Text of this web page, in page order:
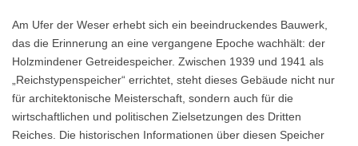
Am Ufer der Weser erhebt sich ein beeindruckendes Bauwerk,
das die Erinnerung an eine vergangene Epoche wachhält: der
Holzmindener Getreidespeicher. Zwischen 1939 und 1941 als
„Reichstypenspeicher“ errichtet, steht dieses Gebäude nicht nur
für architektonische Meisterschaft, sondern auch für die
wirtschaftlichen und politischen Zielsetzungen des Dritten
Reiches. Die historischen Informationen über diesen Speicher